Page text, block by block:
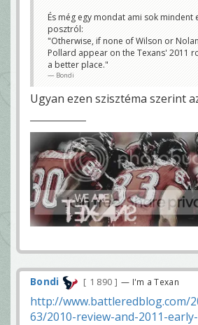
És még egy mondat ami sok mindent
posztról:
"Otherwise, if none of Wilson or
Pollard appear on the Texans' 2011
a better place."
Bondi
Ugyan ezen szisztéma szerint
Bondi 1 890 — I'm a Texan
http://www.battleredblog.com/
63/2010-review-and-2011-